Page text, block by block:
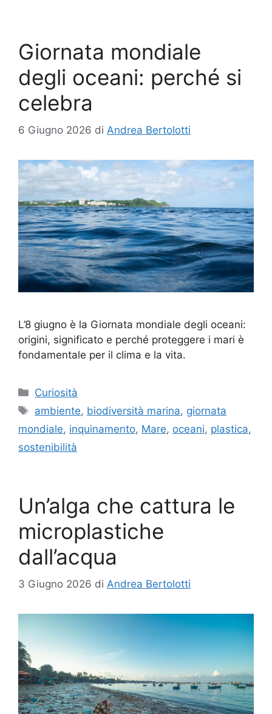
Giornata mondiale
degli oceani: perché si
celebra
6 Giugno 2026 di Andrea Bertolotti
L’8 giugno è la Giornata mondiale degli oceani:
origini, significato e perché proteggere i mari è
fondamentale per il clima e la vita.
Categorie
Curiosità
Tag
ambiente, biodiversità marina, giornata
mondiale, inquinamento, Mare, oceani, plastica,
sostenibilità
Un’alga che cattura le
microplastiche
dall’acqua
3 Giugno 2026 di Andrea Bertolotti